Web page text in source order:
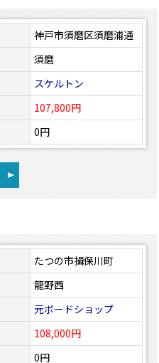
神戸市須磨区須磨浦通
須磨
スケルトン
107,800円
0円
たつの市揖保川町
龍野西
元ボードショップ
108,000円
0円